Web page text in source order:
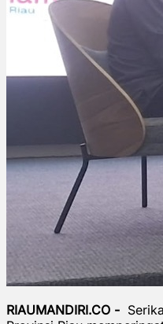
RIAUMANDIRI.CO -